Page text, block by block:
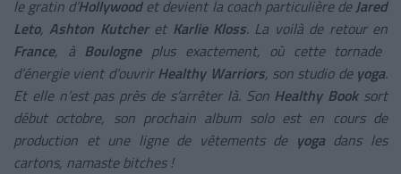
le gratin d’Hollywoodet devient la coach particulière deJared
Leto, Ashton KutcheretKarlie Kloss. La voilà de retour en
France, à Boulogne plus exactement, où cette tornade
d’énergie vient d’ouvrirHealthy Warriors, son studio deyoga.
Et elle n’est pas près de s’arrêter là. Son Healthy Booksort
début octobre, son prochain album solo est en cours de
production et une ligne de vêtements deyogadans les
cartons, namaste bitches !